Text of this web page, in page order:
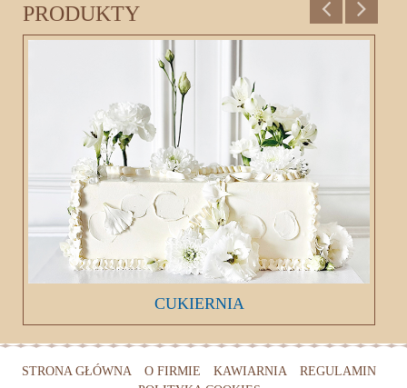
PRODUKTY
CUKIERNIA
formach
STRONA GŁÓWNA O FIRMIE KAWIARNIA
REGULAMIN